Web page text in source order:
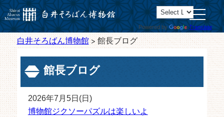
Powered by Translate
toggle
白井そろばん博物館> 館長ブログ
館長ブログ
2026年7月5日(日)
博物館ジクソーパズルは楽しいよ